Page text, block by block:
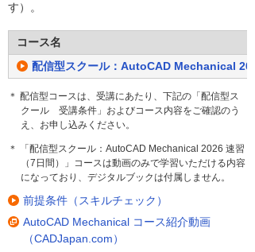
す）。
コース名
配信型スクール：AutoCAD Mechanical
＊ 配信型コースは、受講にあたり、下記の「配信型ス
クール 受講条件」およびコース内容をご確認のう
え、お申し込みください。
＊ 「配信型スクール：AutoCAD Mechanical 2026 速習
（7日間）」コースは動画のみで学習いただける内容
になっており、デジタルブックは付属しません。
前提条件（スキルチェック）
AutoCAD Mechanical コース紹介動画
（CADJapan.com）